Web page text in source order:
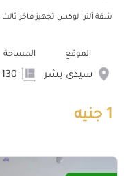
شقة ألترا لوكس تجهيز فاخر ثالث
الموقع
سيدى بشر
المساحة
1 جنيه